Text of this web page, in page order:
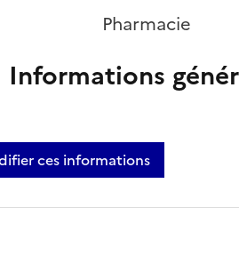
Pharmacie
Informations
ces informations